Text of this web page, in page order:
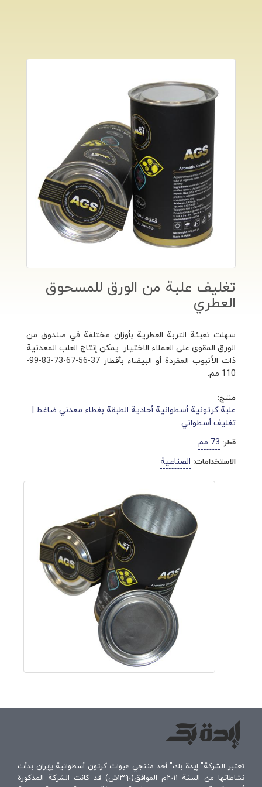
تغليف علبة من الورق للمسحوق
العطري
سهلت تعبئة التربة العطرية بأوزان مختلفة في صندوق من
الورق المقوى على العملاء الاختيار. يمكن إنتاج العلب المعدنية
ذات الأنبوب المفردة أو البيضاء بأقطار 37-56-67-73-83-99-
110 مم.
منتج:
علبة كرتونية أسطوانية أحادية الطبقة بغطاء معدني ضاغط |
تغليف أسطواني
قطر: 73 مم
الاستخدامات: الصناعية
تعتبر الشركة" إيدة بك" أحد منتجي عبوات كرتون أسطوانية بإيران بدأت
نشاطاتها من السنة ٢٠١١م الموافق(١٣٩٠ش) قد كانت الشركة المذكورة